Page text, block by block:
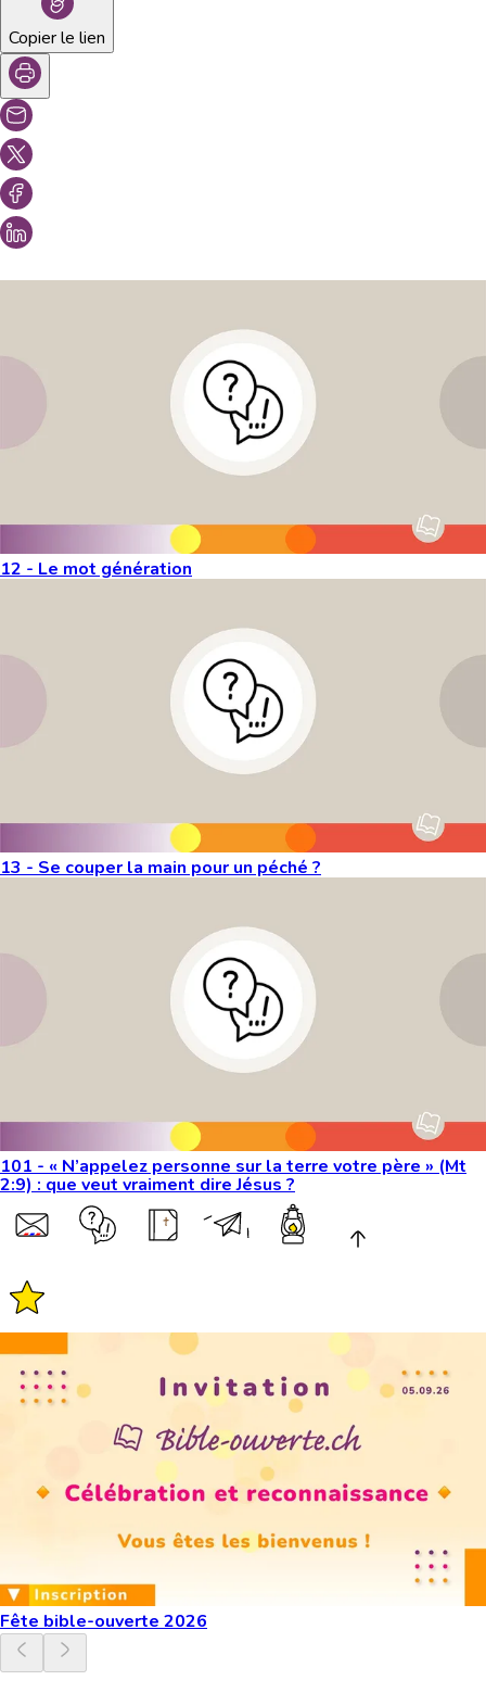
Copier le lien
12 - Le mot génération
13 - Se couper la main pour un péché ?
101 - « N’appelez personne sur la terre votre père » (Mt
2:9) : que veut vraiment dire Jésus ?
Fête bible-ouverte 2026